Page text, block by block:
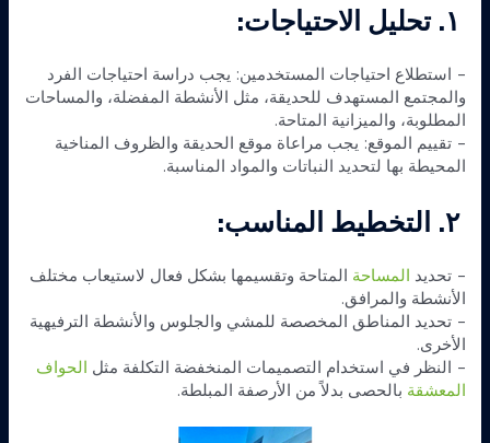
– استطلاع احتياجات المستخدمين: يجب دراسة احتياجات الفرد
والمجتمع المستهدف للحديقة، مثل الأنشطة المفضلة، والمساحات
المطلوبة، والميزانية المتاحة.
– تقييم الموقع: يجب مراعاة موقع الحديقة والظروف المناخية
المحيطة بها لتحديد النباتات والمواد المناسبة.
٢. التخطيط المناسب:
– تحديد المساحة المتاحة وتقسيمها بشكل فعال لاستيعاب مختلف
الأنشطة والمرافق.
– تحديد المناطق المخصصة للمشي والجلوس والأنشطة الترفيهية
الأخرى.
– النظر في استخدام التصميمات المنخفضة التكلفة مثل الحواف
المعشقة بالحصى بدلاً من الأرصفة المبلطة.